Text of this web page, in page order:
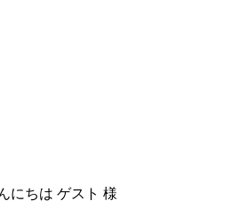
にちは ゲスト 様